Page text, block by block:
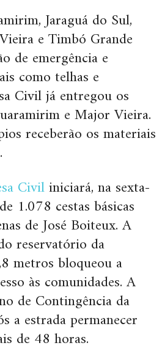
Jaraguá do Sul,
e Timbó Grande
de emergência e
como telhas e
Civil já entregou os
e Major Vieira.
receberão os materiais
Civiliniciará, na sexta-
1.078 cestas básicas
de José Boiteux. A
reservatório da
metros bloqueou a
às comunidades. A
de Contingência da
a estrada permanecer
de 48 horas.